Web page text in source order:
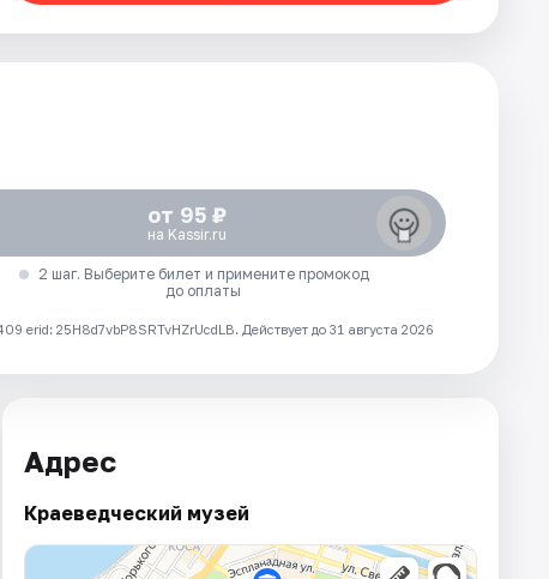
от 95 ₽
на Kassir.ru
2 шаг. Выберите билет и примените промокод
до оплаты
25H8d7vbP8SRTvHZrUcdLB. Действует до 31 августа 2026
Адрес
Краеведческий музей